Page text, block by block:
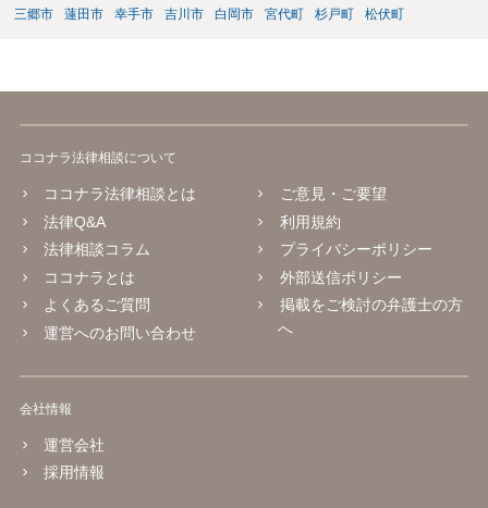
三郷市
蓮田市 幸手市 吉川市 白岡市 宮代町 杉戸町 松伏町
ココナラ法律相談について
ココナラ法律相談とは
法律Q&A
法律相談コラム
ココナラとは
よくあるご質問
運営へのお問い合わせ
ご意見・ご要望
利用規約
プライバシーポリシー
外部送信ポリシー
掲載をご検討の弁護士の方
へ
会社情報
運営会社
採用情報